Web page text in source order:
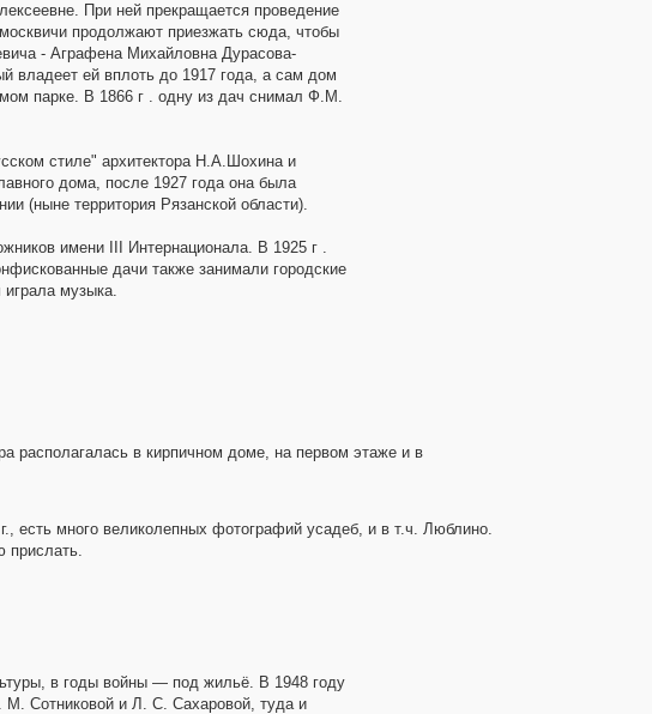
При ней прекращается проведение
продолжают приезжать сюда, чтобы
- Аграфена Михайловна Дурасова-
владеет ей вплоть до 1917 года, а сам дом
парке. В 1866 г . одну из дач снимал Ф.М.
стиле" архитектора Н.А.Шохина и
дома, после 1927 года она была
(ныне территория Рязанской области).
имени III Интернационала. В 1925 г .
дачи также занимали городские
музыка.
располагалась в кирпичном доме, на первом этаже и в
есть много великолепных фотографий усадеб, и в т.ч. Люблино.
прислать.
в годы войны — под жильё. В 1948 году
Сотниковой и Л. С. Сахаровой, туда и